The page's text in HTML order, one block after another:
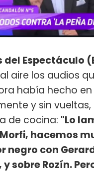
del Espectáculo
aire los audios
había hecho en
y sin
de cocina: "Lo
hacemos
negro con
sobre Rozín.